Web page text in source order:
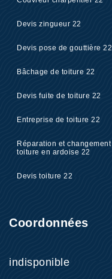
Devis zingueur 22
Devis pose de gouttière 22
Bâchage de toiture 22
Devis fuite de toiture 22
Entreprise de toiture 22
Réparation et changement
toiture en ardoise 22
Devis toiture 22
Coordonnées
indisponible